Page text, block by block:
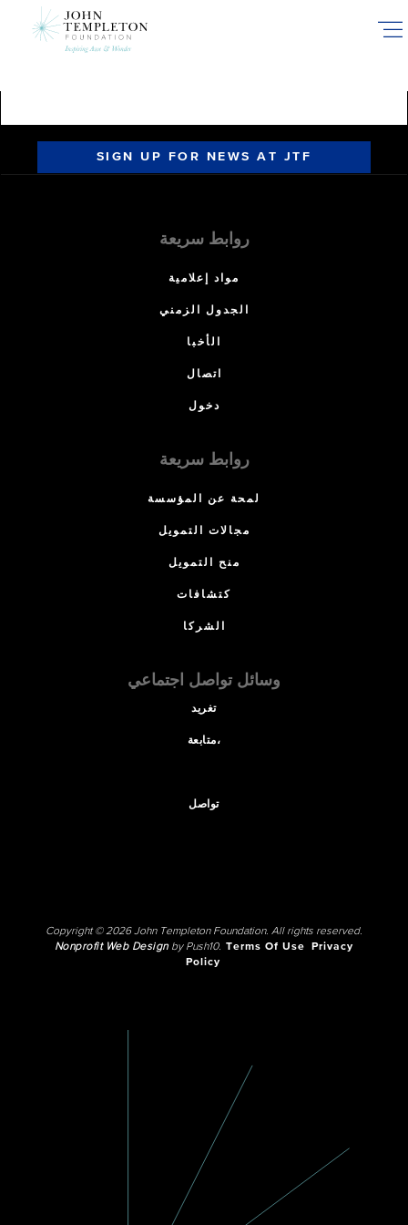
SIGN UP FOR NEWS AT JTF
روابط سريعة
مواد إعلامية
الجدول الزمني
الأخبا
اتصال
دخول
روابط سريعة
لمحة عن المؤسسة
مجالات التمويل
منح التمويل
كتشافات
الشركا
وسائل تواصل اجتماعي
تغريد
متابعة،
تواصل
Copyright © 2026 John Templeton Foundation. All rights reserved.
Nonprofit Web Designby Push10. Terms Of Use
Privacy
Policy